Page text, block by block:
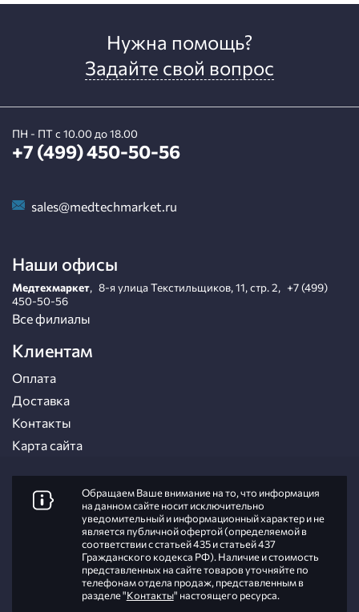
Нужна помощь?
Задайте свой вопрос
ПН - ПТ с 10.00 до 18.00
+7 (499) 450-50-56
sales@medtechmarket.ru
Наши офисы
Медтехмаркет, 8-я улица Текстильщиков, 11, стр. 2, +7 (499)
450-50-56
Все филиалы
Клиентам
Оплата
Доставка
Контакты
Карта сайта
Обращаем Ваше внимание на то, что информация
на данном сайте носит исключительно
уведомительный и информационный характер и не
является публичной офертой (определяемой в
соответствии с статьей 435 и статьей 437
Гражданского кодекса РФ). Наличие и стоимость
представленных на сайте товаров уточняйте по
телефонам отдела продаж, представленным в
разделе "Контакты" настоящего ресурса.